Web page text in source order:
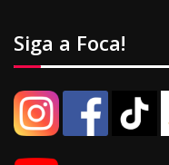
Siga a Foca!